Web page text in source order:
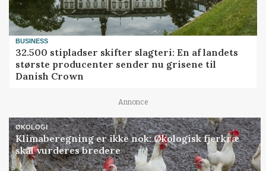
BUSINESS
32.500 stipladser skifter slagteri: En af landets
største producenter sender nu grisene til
Danish Crown
Annonce
ØKOLOGI
Klimaberegning er ikke nok: Økologisk fjerkræ
skal vurderes bredere